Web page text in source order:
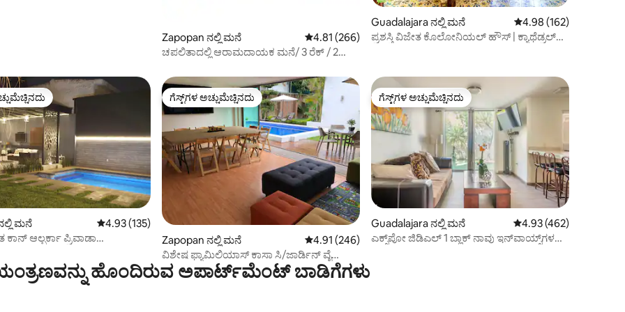
207 ವಿಮರ್ಶೆಗಳು Zapopan ನಲ್ಲಿ ಮನೆ 5 ರಲ್ಲಿ 4.81 ಸರಾಸರಿ ರೇಟಿಂಗ್, 266 ವಿಮರ್ಶೆಗಳು
4.81 (266)
ಚಪಲಿತಾದಲ್ಲಿ ಆರಾಮದಾಯಕ ಮನೆ/ 3 ರೆಕ್ / 2
Guadalajara ನಲ್ಲಿ ಮನೆ 5 ರಲ್ಲಿ 4.98 ಸರಾಸರಿ
4.98 (162)
ಪ್ರಶಸ್ತಿ ವಿಜೇತ ಕೊಲೋನಿಯಲ್ ಹೌಸ್ | ಕ್ಯಾಥೆಡ್ರಲ್‌ಗೆ
235 ವಿಮರ್ಶೆಗಳು
ಮನೆ 5 ರಲ್ಲಿ 4.93 ಸರಾಸರಿ ರೇಟಿಂಗ್, 135 ವಿಮರ್ಶೆಗಳು
4.93 (135)
ಕಾನ್ ಆಲ್ಬರ್ಕಾ ಪ್ರಿವಾಡಾ
ಗೆಸ್ಟ್‌ಗಳ ಅಚ್ಚುಮೆಚ್ಚಿನದು
ಗೆಸ್ಟ್‌ಗಳ ಅಚ್ಚುಮೆಚ್ಚಿನದು
Zapopan ನಲ್ಲಿ ಮನೆ 5 ರಲ್ಲಿ 4.91 ಸರಾಸರಿ ರೇಟಿಂಗ್, 246 ವಿಮರ್ಶೆಗಳು
4.91 (246)
ವಿಶೇಷ ಫ್ಯಾಮಿಲಿಯಾಸ್ ಕಾಸಾ ಸಿ/ಜಾರ್ಡಿನ್ ವೈ
ಆಲ್ಬರ್ಕಾ ಪ್ರಿವಾಡಾ
ಗೆಸ್ಟ್‌ಗಳ ಅಚ್ಚುಮೆಚ್ಚಿನದು
ಗೆಸ್ಟ್‌ಗಳ ಅಚ್ಚುಮೆಚ್ಚಿನದು
Guadalajara ನಲ್ಲಿ ಮನೆ 5 ರಲ್ಲಿ 4.93 ಸರಾಸರಿ
4.93 (462)
ಎಕ್ಸ್‌ಪೋ ಜಿಡಿಎಲ್ 1 ಬ್ಲಾಕ್ ನಾವು ಇನ್‌ವಾಯ್ಸ್‌ಗಳನ್ನು
ಹೊಂದಿರುವ ಅಪಾರ್ಟ್‌ಮೆಂಟ್‌ ಬಾಡಿಗೆಗಳು